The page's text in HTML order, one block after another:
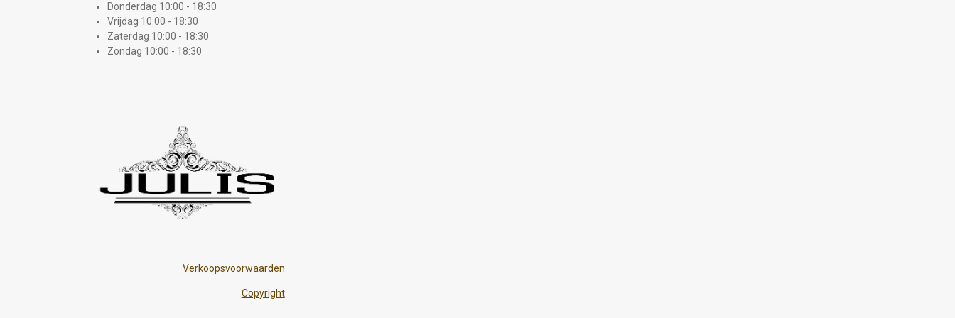
Donderdag 10:00 - 18:30
Vrijdag 10:00 - 18:30
Zaterdag 10:00 - 18:30
Zondag 10:00 - 18:30
Verkoopsvoorwaarden
Copyright